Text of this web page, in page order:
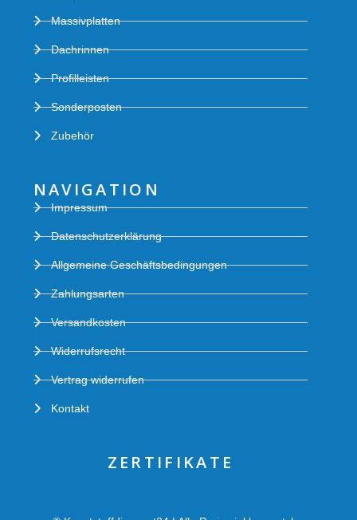
Massivplatten
Dachrinnen
Profilleisten
Sonderposten
Zubehör
NAVIGATION
Impressum
Datenschutzerklärung
Allgemeine Geschäftsbedingungen
Zahlungsarten
Versandkosten
Widerrufsrecht
Vertrag widerrufen
Kontakt
ZERTIFIKATE